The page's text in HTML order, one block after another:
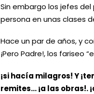
Sin embargo los jefes
persona en unas clases
Hace un par de años, y
¡Pero Padre!, los fariseo
¡si hacía milagros! Y
remites… ¡a las obras!.